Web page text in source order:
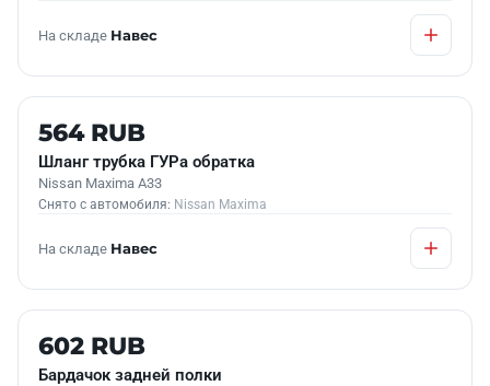
На складе Навес
Б/У В НАЛИЧИИ
564 RUB
Шланг трубка ГУРа обратка
Nissan Maxima A33
Снято с автомобиля: Nissan Maxima
На складе Навес
Б/У В НАЛИЧИИ
602 RUB
Бардачок задней полки